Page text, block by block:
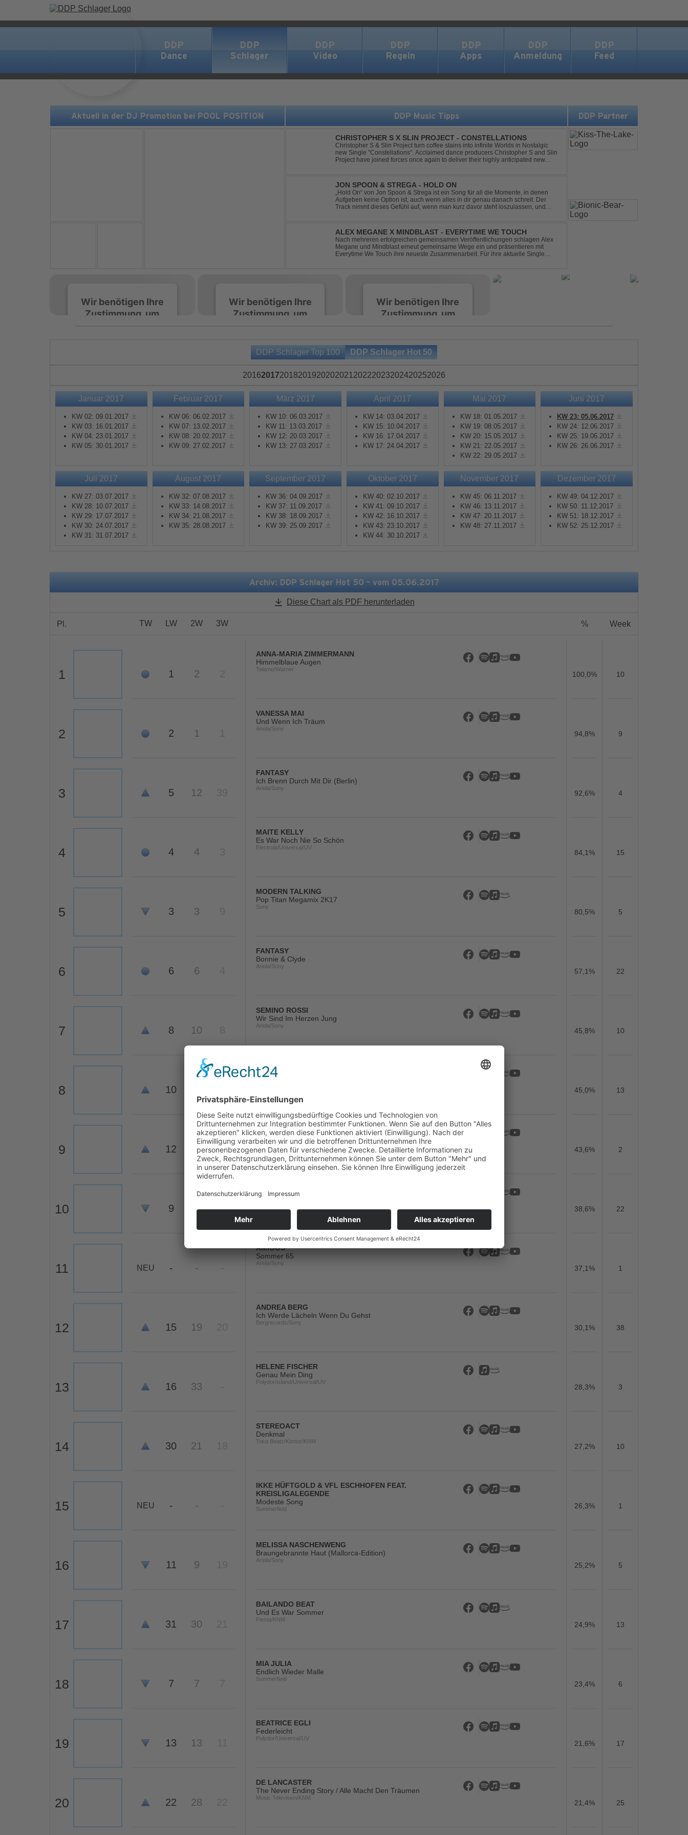
DDP
Dance
DDP
Schlager
DDP
Video
DDP
Regeln
DDP
Apps
DDP
Anmeldung
DDP
Feed
Aktuell in der DJ Promotion bei POOL POSITION DDP Music Tipps
CHRISTOPHER S X SLIN PROJECT - CONSTELLATIONS
Christopher S & Slin Project turn coffee stains into infinite Worlds in Nostalgic
new Single "Constellations". Acclaimed dance producers Christopher S and Slin
Project have joined forces once again to deliver their highly anticipated new
JON SPOON & STREGA - HOLD ON
„Hold On“ von Jon Spoon & Strega ist ein Song für all die Momente, in denen
Aufgeben keine Option ist, auch wenn alles in dir genau danach schreit. Der
Track nimmt dieses Gefühl auf, wenn man kurz davor steht loszulassen, und
ALEX MEGANE X MINDBLAST - EVERYTIME WE TOUCH
Nach mehreren erfolgreichen gemeinsamen Veröffentlichungen schlagen Alex
Megane und Mindblast erneut gemeinsame Wege ein und präsentieren mit
Everytime We Touch ihre neueste Zusammenarbeit. Für ihre aktuelle Single
DDP Partner
Wir benötigen Ihre
Zustimmung, um
Daten zu Ihren
Aktivitäten sammeln.
Bitte lesen Sie die Details
durch und stimmen Sie
der Nutzung des Service
zu, um diese Inhalte
Mehr Informationen
Akzeptieren
powered byUsercentrics
Consent Management
Wir benötigen Ihre
Zustimmung, um
Wir verwenden Spotify,
um Inhalte einzubetten.
Daten zu Ihren
Aktivitäten sammeln.
Bitte lesen Sie die Details
durch und stimmen Sie
der Nutzung des Service
zu, um diese Inhalte
Mehr Informationen
Akzeptieren
powered byUsercentrics
Wir benötigen Ihre
Zustimmung, um
Wir verwenden Spotify,
um Inhalte einzubetten.
Daten zu Ihren
Aktivitäten sammeln.
Bitte lesen Sie die Details
durch und stimmen Sie
der Nutzung des Service
zu, um diese Inhalte
Mehr Informationen
Akzeptieren
powered byUsercentrics
Consent Management
DDP Schlager Top 100 DDP Schlager Hot 50
201620172018201920202021 20222023202420252026
Januar 2017
KW 02: 09.01.2017
KW 03: 16.01.2017
KW 04: 23.01.2017
KW 05: 30.01.2017
Februar 2017
KW 06: 06.02.2017
KW 07: 13.02.2017
KW 08: 20.02.2017
KW 09: 27.02.2017
März 2017
KW 10: 06.03.2017
KW 11: 13.03.2017
KW 12: 20.03.2017
KW 13: 27.03.2017
April 2017
KW 14: 03.04.2017
KW 15: 10.04.2017
KW 16: 17.04.2017
KW 17: 24.04.2017
Mai 2017
KW 18: 01.05.2017
KW 19: 08.05.2017
KW 20: 15.05.2017
KW 21: 22.05.2017
KW 22: 29.05.2017
Juni 2017
KW 23: 05.06.2017
KW 24: 12.06.2017
KW 25: 19.06.2017
KW 26: 26.06.2017
Juli 2017
KW 27: 03.07.2017
KW 28: 10.07.2017
KW 29: 17.07.2017
KW 30: 24.07.2017
KW 31: 31.07.2017
August 2017
KW 32: 07.08.2017
KW 33: 14.08.2017
KW 34: 21.08.2017
KW 35: 28.08.2017
September 2017
KW 36: 04.09.2017
KW 37: 11.09.2017
KW 38: 18.09.2017
KW 39: 25.09.2017
Oktober 2017
KW 40: 02.10.2017
KW 41: 09.10.2017
KW 42: 16.10.2017
KW 43: 23.10.2017
KW 44: 30.10.2017
November 2017
KW 45: 06.11.2017
KW 46: 13.11.2017
KW 47: 20.11.2017
KW 48: 27.11.2017
Dezember 2017
KW 49: 04.12.2017
KW 50: 11.12.2017
KW 51: 18.12.2017
KW 52: 25.12.2017
Archiv: DDP Schlager Hot 50 - vom 05.06.2017
Diese Chart als PDF herunterladen
Pl. TW LW 2W 3W % Week
1 1 2
ANNA-MARIA ZIMMERMANN
Himmelblaue Augen
Telamo/Warner
100,0% 10
2 2 1
VANESSA MAI
Und Wenn Ich Träum
Ariola/Sony
94,8% 9
3 5 12
FANTASY
Ich Brenn Durch Mit Dir (Berlin)
Ariola/Sony
92,6% 4
4 4 4
MAITE KELLY
Es War Noch Nie So Schön
Electrola/Universal/UV
84,1% 15
5 3 3
MODERN TALKING
Pop Titan Megamix 2K17
Sony
80,5% 5
6 6 6
FANTASY
Bonnie & Clyde
Ariola/Sony
57,1% 22
7 8 10
SEMINO ROSSI
Wir Sind Im Herzen Jung
Ariola/Sony
45,8% 10
8 10
GLASHERZ
Hey Willst Du Mit Mir
45,0% 13
9 12 - -
HELENE FISCHER
Achterbahn
Polydor/Island/Universal/UV
43,6% 2
10 9 11 12
Mich Hat Ein Engel Geküsst
38,6% 22
11 NEU - -
AMIGOS
Sommer 65
Ariola/Sony
37,1% 1
12 15 19
ANDREA BERG
Ich Werde Lächeln Wenn Du Gehst
Bergrecords/Sony
30,1% 38
13 16 33
HELENE FISCHER
Genau Mein Ding
Polydor/Island/Universal/UV
28,3% 3
14 30 21
STEREOACT
Denkmal
Toka Beatz/Kontor/KNM
27,2% 10
15 NEU - -
IKKE HÜFTGOLD & VFL ESCHHOFEN FEAT.
KREISLIGALEGENDE
Modeste Song
Summerfield 26,3% 1
16 11 9
MELISSA NASCHENWENG
Braungebrannte Haut (Mallorca-Edition)
Ariola/Sony
25,2% 5
17 31 30
BAILANDO BEAT
Und Es War Sommer
Fiesta/KNM
24,9% 13
18 7 7
MIA JULIA
Endlich Wieder Malle
Summerfield
23,4% 6
19 13 13
BEATRICE EGLI
Federleicht
Polydor/Universal/UV
21,6% 17
20 22 28
DE LANCASTER
The Never Ending Story / Alle Macht Den Träumen
Music Television/KNM
21,4% 25